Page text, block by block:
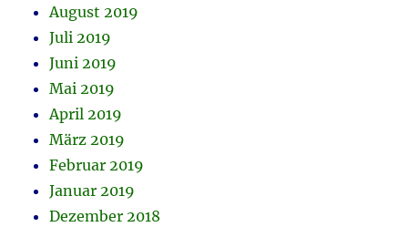
August 2019
Juli 2019
Juni 2019
Mai 2019
April 2019
März 2019
Februar 2019
Januar 2019
Dezember 2018